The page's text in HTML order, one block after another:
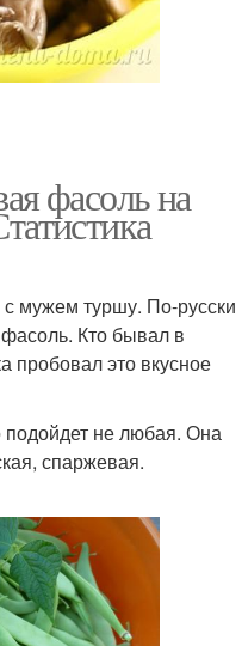
фасоль на
мужем туршу. По-русски
Кто бывал в
пробовал это вкусное
не любая. Она
спаржевая.